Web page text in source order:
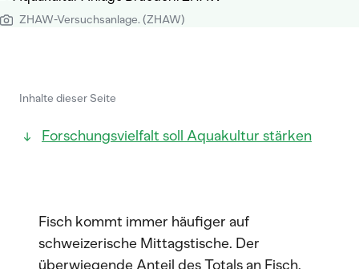
ZHAW-Versuchsanlage. (ZHAW)
Inhalte dieser Seite
Forschungsvielfalt soll Aquakultur stärken
Fisch kommt immer häufiger auf
schweizerische Mittagstische. Der
überwiegende Anteil des Totals an Fisch,